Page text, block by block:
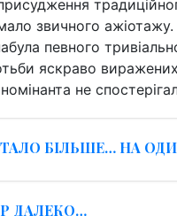
звичного
певного
яскраво
не
БІЛЬШЕ… НА
ДАЛЕКО…